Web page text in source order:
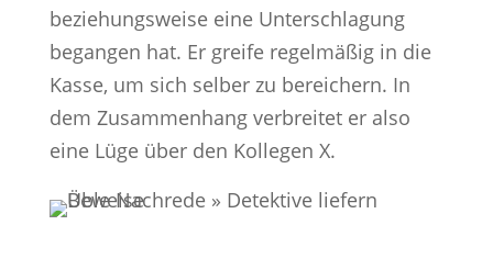
beziehungsweise eine Unterschlagung
begangen hat. Er greife regelmäßig in die
Kasse, um sich selber zu bereichern. In
dem Zusammenhang verbreitet er also
eine Lüge über den Kollegen X.